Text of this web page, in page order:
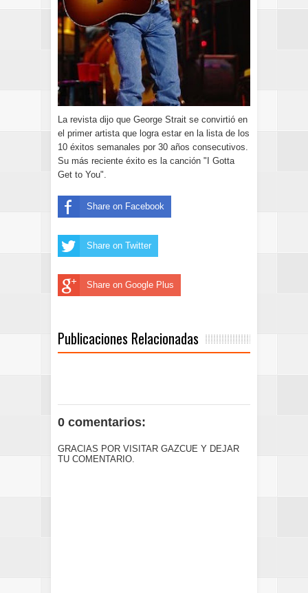
La revista dijo que George Strait se convirtió en
el primer artista que logra estar en la lista de los
10 éxitos semanales por 30 años consecutivos.
Su más reciente éxito es la canción "I Gotta
Get to You".
Share on Facebook
Share on Twitter
Share on Google Plus
Publicaciones Relacionadas
0 comentarios:
GRACIAS POR VISITAR GAZCUE Y DEJAR
TU COMENTARIO.